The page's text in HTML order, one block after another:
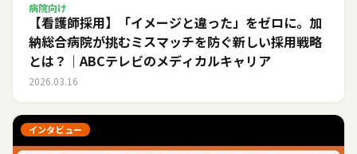
病院向け
【看護師採用】「イメージと違った」をゼロに。加
納総合病院が挑むミスマッチを防ぐ新しい採用戦略
とは？｜ABCテレビのメディカルキャリア
2026.03.16
インタビュー